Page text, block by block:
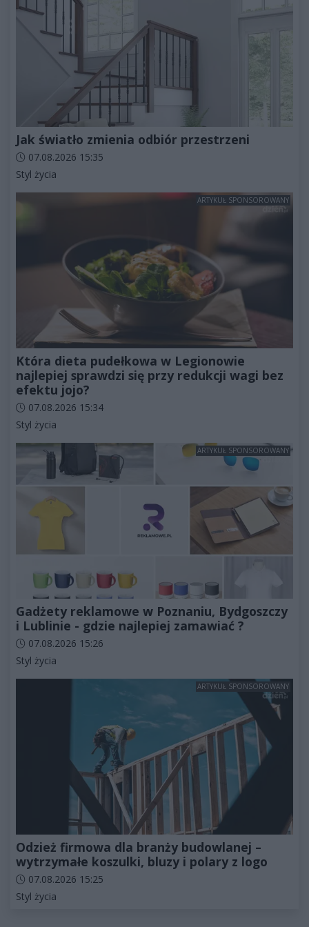
Jak światło zmienia odbiór przestrzeni
Data dodania artykułu:
07.08.2026 15:35
Kategorie artykułu:
Styl życia
ARTYKUŁ SPONSOROWANY
Która dieta pudełkowa w Legionowie
najlepiej sprawdzi się przy redukcji wagi bez
efektu jojo?
Data dodania artykułu:
07.08.2026 15:34
Kategorie artykułu:
Styl życia
ARTYKUŁ SPONSOROWANY
Gadżety reklamowe w Poznaniu, Bydgoszczy
i Lublinie - gdzie najlepiej zamawiać ?
Data dodania artykułu:
07.08.2026 15:26
Kategorie artykułu:
Styl życia
ARTYKUŁ SPONSOROWANY
Odzież firmowa dla branży budowlanej –
wytrzymałe koszulki, bluzy i polary z logo
Data dodania artykułu:
07.08.2026 15:25
Kategorie artykułu:
Styl życia